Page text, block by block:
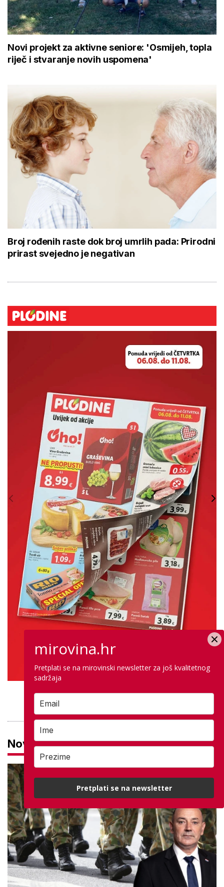
Novi projekt za aktivne seniore: 'Osmijeh, topla
riječ i stvaranje novih uspomena'
Broj rođenih raste dok broj umrlih pada: Prirodni
prirast svejedno je negativan
PROVJERITE PONUDU
Novosti
mirovina.hr
Pretplati se na mirovinski newsletter za još kvalitetnog
sadržaja
Pretplati se na newsletter